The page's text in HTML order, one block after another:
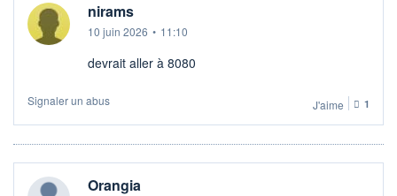
nirams
10 juin 2026 • 11:10
devrait aller à 8080
Signaler un abus J'aime 1
Orangia